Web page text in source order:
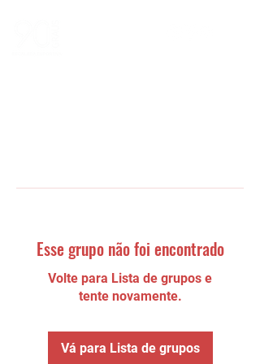
Esse grupo não foi encontrado
Volte para Lista de grupos e
tente novamente.
Vá para Lista de grupos